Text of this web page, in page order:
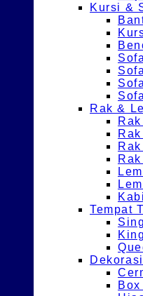
Kursi &
Rak &
Tempat
Dekorasi